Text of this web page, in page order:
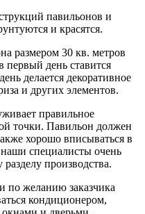
павильонов и
и красятся.
размером 30 кв. метров
первый день ставится
делается декоративное
и других элементов.
правильное
точки. Павильон должен
хорошо вписываться в
специалисты очень
производства.
по желанию заказчика
кондиционером,